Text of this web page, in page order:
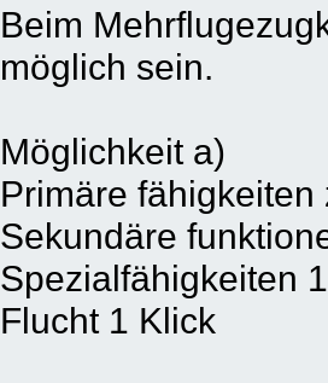
Beim
möglich sein.
Möglichkeit a)
Primäre
Sekundäre
Spezialfähigkeiten
Flucht 1 Klick